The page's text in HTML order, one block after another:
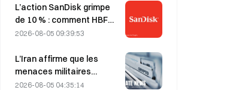
L’action SanDisk grimpe
de 10 % : comment HBF
ouvre un nouveau cycle
et les résultats financiers
peuvent-ils confirmer la
thèse de croissance ?
2026-08-05 09:39:53
L’Iran affirme que les
menaces militaires
américaines retardent
2026-08-05 04:35:14